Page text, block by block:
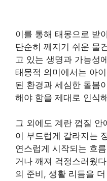
이를 통해 태몽으로 받
단순히 깨지기 쉬운 물
고 있는 생명과 가능성
태몽적 의미에서는 아
된 환경과 세심한 돌봄
해야 함을 제대로 인식
그 외에도 계란 껍질 안
이 부드럽게 갈라지는
연스럽게 시작되는 흐
거나 깨져 걱정스러웠
의 준비, 생활 리듬을